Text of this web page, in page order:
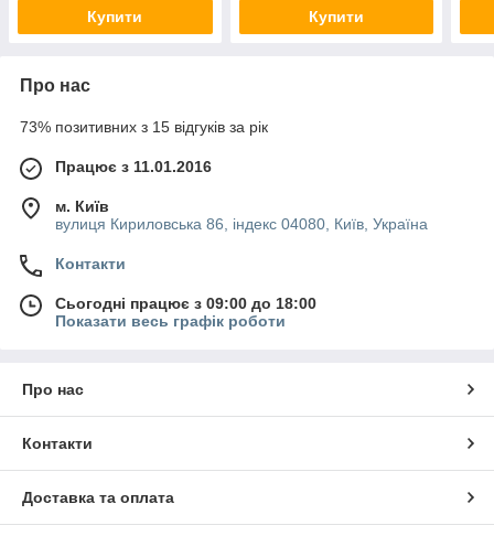
Купити Купити
Про нас
73% позитивних з 15 відгуків за рік
Працює з 11.01.2016
м. Київ
вулиця Кириловська 86, індекс 04080, Київ, Україна
Контакти
Сьогодні працює з 09:00 до 18:00
Показати весь графік роботи
Про нас
Контакти
Доставка та оплата